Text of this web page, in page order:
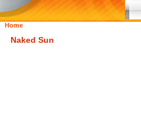
Home
Naked Sun